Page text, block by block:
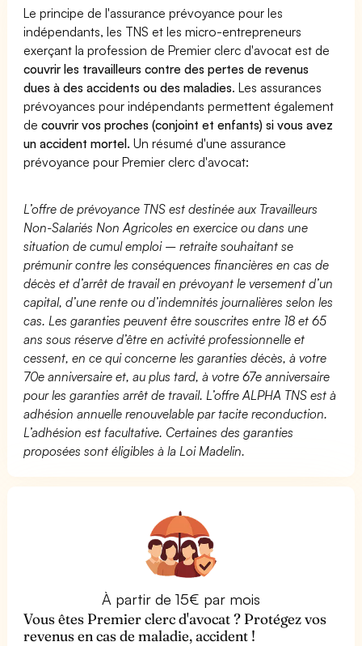
Le principe de l'assurance prévoyance pour les
indépendants, les TNS et les micro-entrepreneurs
exerçant la profession de Premier clerc d'avocat est de
couvrir les travailleurs contre des pertes de revenus
dues à des accidents ou des maladies. Les assurances
prévoyances pour indépendants permettent également
decouvrir vos proches (conjoint et enfants) si vous avez
un accident mortel. Un résumé d'une assurance
prévoyance pour Premier clerc d'avocat:
L’offre de prévoyance TNS est destinée aux Travailleurs
Non-Salariés Non Agricoles en exercice ou dans une
situation de cumul emploi – retraite souhaitant se
prémunir contre les conséquences financières en cas de
décès et d’arrêt de travail en prévoyant le versement d’un
capital, d’une rente ou d’indemnités journalières selon les
cas. Les garanties peuvent être souscrites entre 18 et 65
ans sous réserve d’être en activité professionnelle et
cessent, en ce qui concerne les garanties décès, à votre
70e anniversaire et, au plus tard, à votre 67e anniversaire
pour les garanties arrêt de travail. L’offre ALPHA TNS est à
adhésion annuelle renouvelable par tacite reconduction.
L’adhésion est facultative. Certaines des garanties
proposées sont éligibles à la Loi Madelin.
À partir de 15€ par mois
Vous êtes Premier clerc d'avocat ? Protégez vos
revenus en cas de maladie, accident !